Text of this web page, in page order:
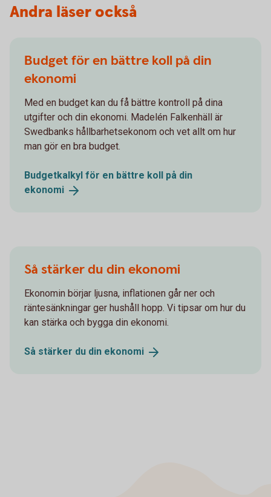
Andra läser också
Budget för en bättre koll på din
ekonomi
Med en budget kan du få bättre kontroll på dina
utgifter och din ekonomi. Madelén Falkenhäll är
Swedbanks hållbarhetsekonom och vet allt om hur
man gör en bra budget.
Budgetkalkyl för en bättre koll på din
ekonomi
Så stärker du din ekonomi
Ekonomin börjar ljusna, inflationen går ner och
räntesänkningar ger hushåll hopp. Vi tipsar om hur du
kan stärka och bygga din ekonomi.
Så stärker du din ekonomi